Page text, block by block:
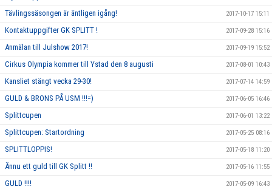
Tävlingssäsongen är äntligen igång! 2017-10-17 15:11
Kontaktuppgifter GK SPLITT ! 2017-09-28 15:16
Anmälan till Julshow 2017! 2017-09-19 15:52
Cirkus Olympia kommer till Ystad den 8 augusti 2017-08-01 10:43
Kansliet stängt vecka 29-30! 2017-07-14 14:59
GULD & BRONS PÅ USM !!!=) 2017-06-05 16:46
Splittcupen 2017-06-01 13:22
Splittcupen: Startordning 2017-05-25 08:16
SPLITTLOPPIS! 2017-05-18 11:20
Ännu ett guld till GK Splitt !! 2017-05-16 11:55
GULD !!!! 2017-05-09 16:43